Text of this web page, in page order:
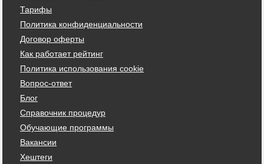
Тарифы
Политика конфиденциальности
Договор оферты
Как работает рейтинг
Политика использования cookie
Вопрос-ответ
Блог
Справочник процедур
Обучающие программы
Вакансии
Хештеги